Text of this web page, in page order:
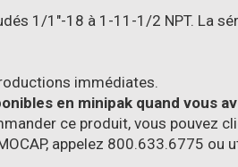
1/1"-18 à 1-11-1/2 NPT. La
immédiates.
en minipak quand vous
ce produit, vous pouvez
appelez 800.633.6775 ou